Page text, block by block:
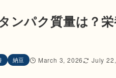
ンパク質量は？
納豆 March 3, 2026 July